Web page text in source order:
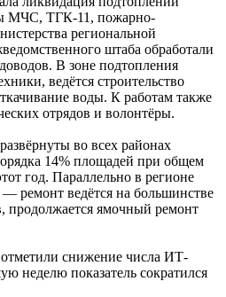
МЧС, ТГК-11, пожарно-
региональной
штаба обработали
В зоне подтопления
ведётся строительство
воды. К работам также
отрядов и волонтёры.
во всех районах
14% площадей при общем
год. Параллельно в регионе
ремонт ведётся на большинстве
продолжается ямочный ремонт
снижение числа ИТ-
неделю показатель сократился